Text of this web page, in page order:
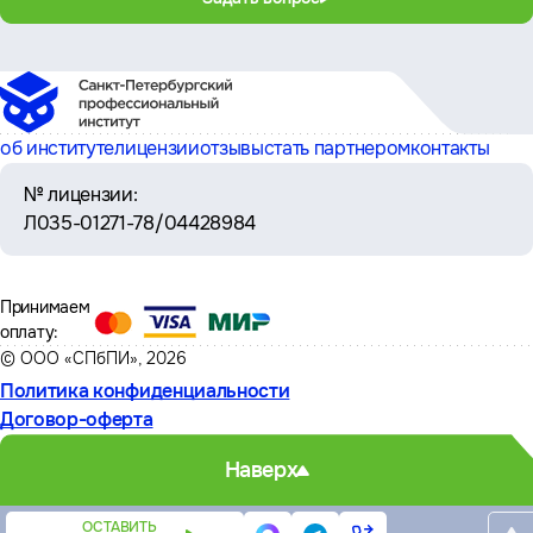
об институтелицензииотзывыстать партнеромконтакты
№ лицензии:
Л035-01271-78/04428984
© ООО «СПбПИ», 2026
Политика конфиденциальности
Договор-оферта
Принимаем
оплату:
Наверх
ОСТАВИТЬ